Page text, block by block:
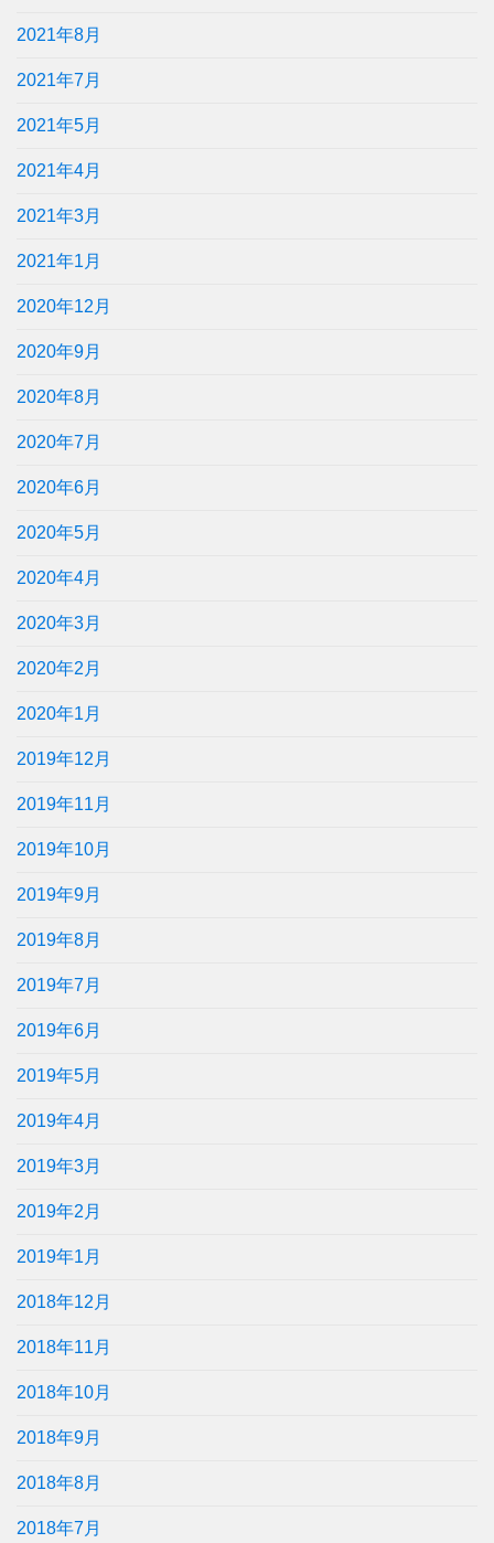
2021年8月
2021年7月
2021年5月
2021年4月
2021年3月
2021年1月
2020年12月
2020年9月
2020年8月
2020年7月
2020年6月
2020年5月
2020年4月
2020年3月
2020年2月
2020年1月
2019年12月
2019年11月
2019年10月
2019年9月
2019年8月
2019年7月
2019年6月
2019年5月
2019年4月
2019年3月
2019年2月
2019年1月
2018年12月
2018年11月
2018年10月
2018年9月
2018年8月
2018年7月